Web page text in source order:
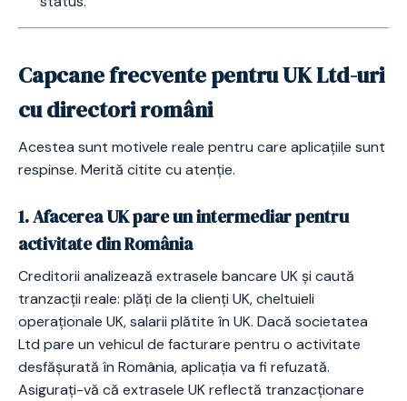
Capcane frecvente pentru UK Ltd-uri
cu directori români
Acestea sunt motivele reale pentru care aplicațiile sunt
respinse. Merită citite cu atenție.
1. Afacerea UK pare un intermediar pentru
activitate din România
Creditorii analizează extrasele bancare UK și caută
tranzacții reale: plăți de la clienți UK, cheltuieli
operaționale UK, salarii plătite în UK. Dacă societatea
Ltd pare un vehicul de facturare pentru o activitate
desfășurată în România, aplicația va fi refuzată.
Asigurați-vă că extrasele UK reflectă tranzacționare